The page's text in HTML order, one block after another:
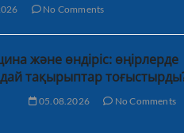
No Comments
және өндіріс: өңірлерде
тақырыптар
05.08.2026 No Comments